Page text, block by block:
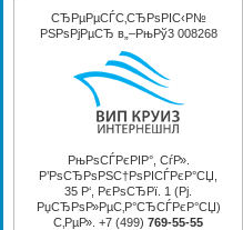
СЂРµРµСЃС‚СЂРѕРІС‹Р№
РЅРѕРјРµСЂ в„–РњРў3 008268
РњРѕСЃРєРІР°, СѓР».
Р’РѕСЂРѕРЅС†РѕРІСЃРєР°СЏ,
35 Р‘, РєРѕСЂРї. 1 (Рј.
РџСЂРѕР»РµС‚Р°СЂСЃРєР°СЏ)
С‚РµР». +7 (499) 769-55-55